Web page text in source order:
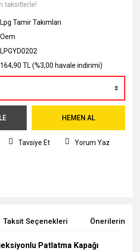
taksitlerle!
Lpg Tamir Takımları
Oem
LPGYD0202
164,90 TL (%3,00 havale indirimi)
HEMEN AL
Tavsiye Et Yorum Yaz
Taksit Seçenekleri Önerileriniz
Patlatma Kapağı